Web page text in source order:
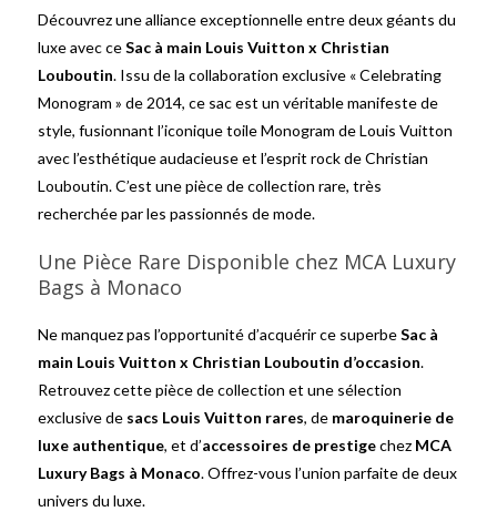
Découvrez une alliance exceptionnelle entre deux géants du
luxe avec ceSac à main Louis Vuitton x Christian
Louboutin. Issu de la collaboration exclusive « Celebrating
Monogram » de 2014, ce sac est un véritable manifeste de
style, fusionnant l’iconique toile Monogram de Louis Vuitton
avec l’esthétique audacieuse et l’esprit rock de Christian
Louboutin. C’est une pièce de collection rare, très
recherchée par les passionnés de mode.
Une Pièce Rare Disponible chez MCA Luxury
Bags à Monaco
Ne manquez pas l’opportunité d’acquérir ce superbeSac à
main Louis Vuitton x Christian Louboutin d’occasion.
Retrouvez cette pièce de collection et une sélection
exclusive de sacs Louis Vuitton rares, de maroquinerie de
luxe authentique, et d’accessoires de prestigechez MCA
Luxury Bags à Monaco. Offrez-vous l’union parfaite de deux
univers du luxe.